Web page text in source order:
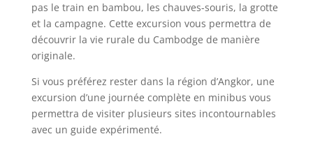
pas le train en bambou, les chauves-souris, la grotte
et la campagne. Cette excursion vous permettra de
découvrir la vie rurale du Cambodge de manière
originale.
Si vous préférez rester dans la région d’Angkor, une
excursion d’une journée complète en minibus vous
permettra de visiter plusieurs sites incontournables
avec un guide expérimenté.